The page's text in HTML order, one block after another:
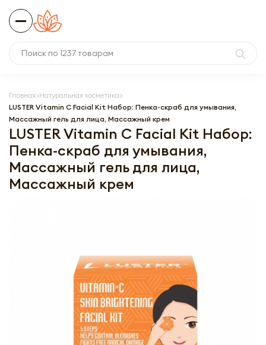
Главная Натуральная косметика
LUSTER Vitamin C Facial Kit Набор: Пенка-скраб для умывания,
Массажный гель для лица, Массажный крем
LUSTER Vitamin C Facial Kit Набор:
Пенка-скраб для умывания,
Массажный гель для лица,
Массажный крем